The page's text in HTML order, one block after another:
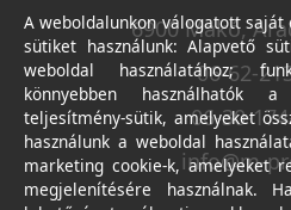
6900 Makó,
06-62-
06-30-
info@m-
A weboldalunkon válogatott
sütiket használunk: Alapvető
weboldal használatához;
könnyebben használhatók
teljesítmény-sütik, amelyeket
használunk a weboldal
marketing cookie-k, amelyeket
megjelenítésére használnak.